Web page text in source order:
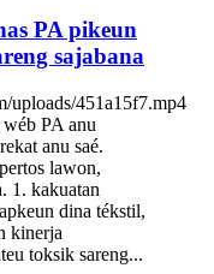
PA pikeun
sajabana
uploads/451a15f7.mp4
PA anu
anu saé.
lawon,
1. kakuatan
dina tékstil,
kinerja
toksik sareng...